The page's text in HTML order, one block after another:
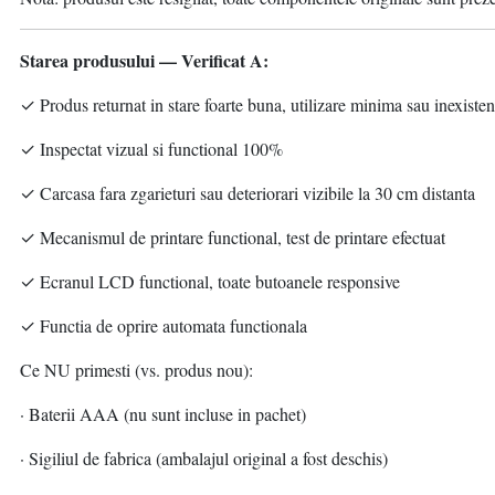
Starea produsului — Verificat A:
✓ Produs returnat in stare foarte buna, utilizare minima sau
✓ Inspectat vizual si functional 100%
✓ Carcasa fara zgarieturi sau deteriorari vizibile la 30 cm distanta
✓ Mecanismul de printare functional, test de printare efectuat
✓ Ecranul LCD functional, toate butoanele responsive
✓ Functia de oprire automata functionala
Ce NU primesti (vs. produs nou):
· Baterii AAA (nu sunt incluse in pachet)
· Sigiliul de fabrica (ambalajul original a fost deschis)